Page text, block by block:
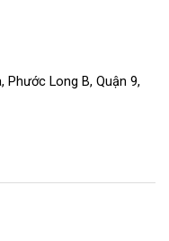
Phước Long B, Quận 9,